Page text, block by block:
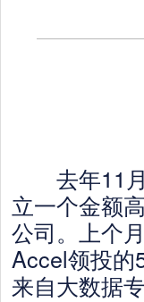
去年11月
立一个金额
公司。上个
Accel领投的
来自大数据